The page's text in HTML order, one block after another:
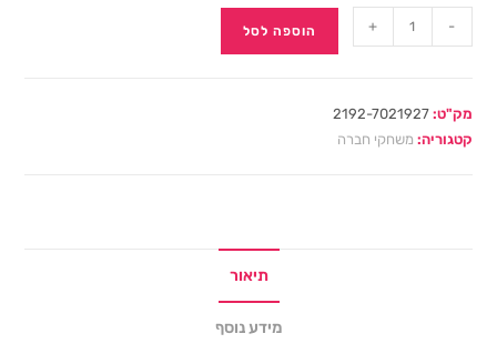
-
+ הוספה לסל
מק"ט:2192-7021927
קטגוריה: משחקי חברה
תיאור
מידע נוסף